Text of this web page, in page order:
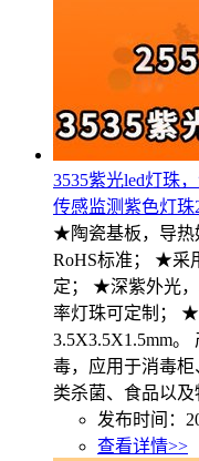
3535紫光led灯珠
传感监测紫色灯珠
★陶瓷基板，导
RoHS标准； ★采
定； ★深紫外光
率灯珠可定制；
3.5X3.5X1.5mm
毒，应用于消毒
类杀菌、食品以及
发布时间：
查看详情>>